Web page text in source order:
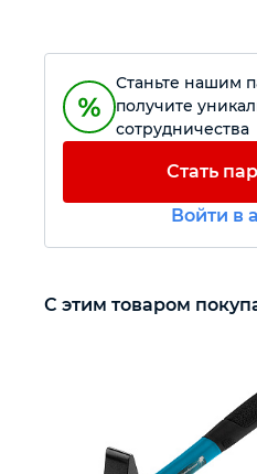
Силовое
Крепежный
Станьте нашим
получите
сотрудничества
Стать
Войти в
С этим товаром